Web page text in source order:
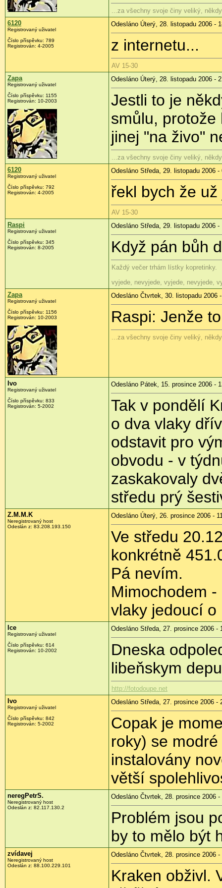
...za všechny svoje činy veliký,
6120
Registrovaný uživatel
Číslo příspěvku: 789
Registrován: 4-2005
Odesláno Úterý, 28. listopadu 2006 -
z internetu...
AV 15-30
Zapa
Registrovaný uživatel
Číslo příspěvku: 1155
Registrován: 10-2003
Odesláno Úterý, 28. listopadu 2006 -
Jestli to je
smůlu,
jinej "na živo"
...za všechny svoje činy veliký,
6120
Registrovaný uživatel
Číslo příspěvku: 792
Registrován: 4-2005
Odesláno Středa, 29. listopadu 2006 -
řekl bych že
AV 15-30
Raspi
Registrovaný uživatel
Číslo příspěvku: 345
Registrován: 8-2005
Odesláno Středa, 29. listopadu 2006 -
Když pán bůh
Každý večer trhám lístky kopretinky.
vyjede, nevyjede, vyjede, nevyjede,
Zapa
Registrovaný uživatel
Číslo příspěvku: 1156
Registrován: 10-2003
Odesláno Čtvrtek, 30. listopadu 2006
Raspi: Jenže
...za všechny svoje činy veliký,
Ivo
Registrovaný uživatel
Číslo příspěvku: 833
Registrován: 5-2002
Odesláno Pátek, 15. prosince 2006 -
Tak v pondělí
o dva vlaky
odstavit pro
obvodu - v
zaskakovaly
středu prý
Z.M.M.K
Neregistrovaný host
Odeslán z: 83.208.193.150
Odesláno Úterý, 26. prosince 2006 -
Ve středu
konkrétně
Pá nevím.
Mimochodem
vlaky jedoucí
Ice
Registrovaný uživatel
Číslo příspěvku: 614
Registrován: 10-2002
Odesláno Středa, 27. prosince 2006 -
Dneska
libeňskym
http://fotodoupe.net
Ivo
Registrovaný uživatel
Číslo příspěvku: 842
Registrován: 5-2002
Odesláno Středa, 27. prosince 2006 -
Copak je
roky) se
instalovány
větší
neregPetrS.
Neregistrovaný host
Odeslán z: 82.117.130.2
Odesláno Čtvrtek, 28. prosince 2006 -
Problém jsou
by to mělo být
zvídavej
Neregistrovaný host
Odeslán z: 88.100.229.101
Odesláno Čtvrtek, 28. prosince 2006 -
Kraken obživl.